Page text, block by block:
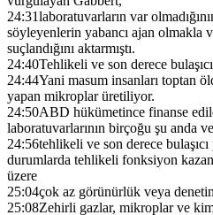
24:31laboratuvarların var
söyleyenlerin yabancı ajan olmakla
suçlandığını aktarmıştı.
24:40Tehlikeli ve son derece
24:44Yani masum insanları toptan
yapan mikroplar üretiliyor.
24:50ABD hükümetince finanse
laboratuvarlarının birçoğu şu anda
24:56tehlikeli ve son derece
durumlarda tehlikeli fonksiyon
üzere
25:04çok az görünürlük veya
25:08Zehirli gazlar, mikroplar ve